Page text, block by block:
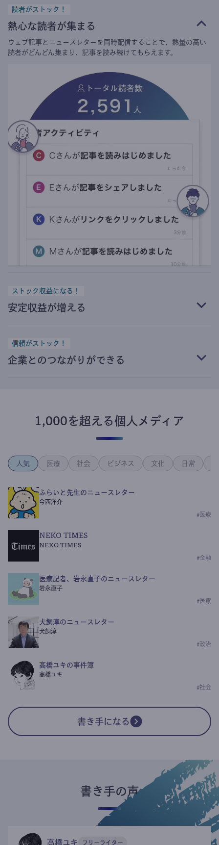
読者がストック！
熱心な読者が集まる
ウェブ記事とニュースレターを同時配信することで、熱量の高い
読者がどんどん集まり、記事を読み続けてもらえます。
ストック収益になる！
安定収益が増える
信頼がストック！
企業とのつながりができる
1,000を超える個人メディア
人気 医療 社会 ビジネス 文化 日常
ふらいと先生のニュースレター
今西洋介
# 医療
NEKO TIMES
NEKO TIMES
#金融
医療記者、岩永直子のニュースレター
岩永直子
# 医療
犬飼淳のニュースレター
犬飼淳
#政治
高橋ユキの事件簿
高橋ユキ
#社会
書き手になる
書き手の声
高橋ユキ フリーライター